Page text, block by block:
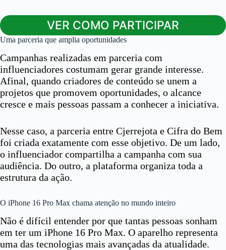
VER COMO PARTICIPAR
Uma parceria que amplia oportunidades
Campanhas realizadas em parceria com
influenciadores costumam gerar grande interesse.
Afinal, quando criadores de conteúdo se unem a
projetos que promovem oportunidades, o alcance
cresce e mais pessoas passam a conhecer a iniciativa.
Nesse caso, a parceria entre Cjerrejota e Cifra do Bem
foi criada exatamente com esse objetivo. De um lado,
o influenciador compartilha a campanha com sua
audiência. Do outro, a plataforma organiza toda a
estrutura da ação.
O iPhone 16 Pro Max chama atenção no mundo inteiro
Não é difícil entender por que tantas pessoas sonham
em ter um iPhone 16 Pro Max. O aparelho representa
uma das tecnologias mais avançadas da atualidade.